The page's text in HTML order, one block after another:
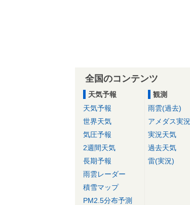
全国のコンテンツ
天気予報
天気予報
世界天気
気圧予報
2週間天気
長期予報
雨雲レーダー
積雪マップ
PM2.5分布予測
観測
雨雲(過去)
アメダス実況
実況天気
過去天気
雷(実況)